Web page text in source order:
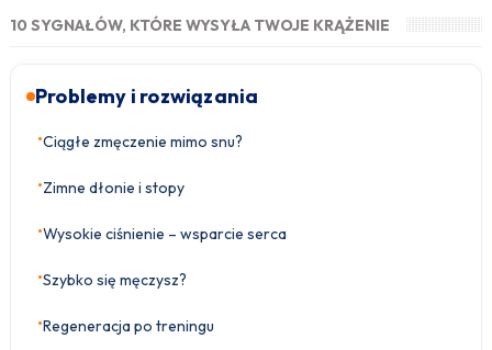
10 SYGNAŁÓW, KTÓRE WYSYŁA TWOJE KRĄŻENIE
Problemy i rozwiązania
•Ciągłe zmęczenie mimo snu?
•Zimne dłonie i stopy
•Wysokie ciśnienie – wsparcie serca
•Szybko się męczysz?
•Regeneracja po treningu